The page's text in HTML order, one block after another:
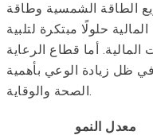
الطاقة الشمسية وطاقة
حلولًا مبتكرة لتلبية
أما قطاع الرعاية
ظل زيادة الوعي بأهمية
الصحة والوقاية.
معدل النمو